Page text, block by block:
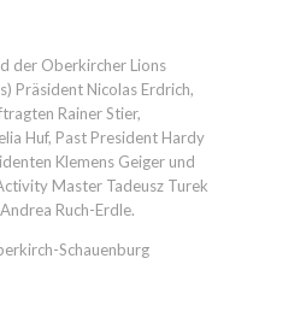
der Oberkircher Lions
Präsident Nicolas Erdrich,
Rainer Stier,
Huf, Past President Hardy
Klemens Geiger und
Master Tadeusz Turek
Ruch-Erdle.
Schauenburg